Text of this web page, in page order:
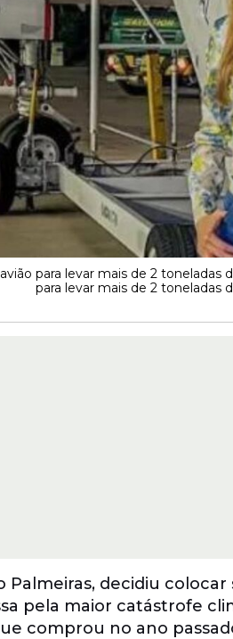
para levar mais de 2
para levar mais de 2 toneladas
Palmeiras, decidiu colocar
pela maior catástrofe
comprou no ano